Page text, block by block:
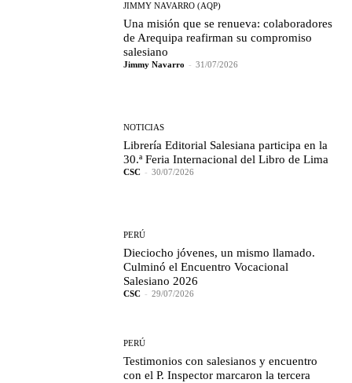
JIMMY NAVARRO (AQP)
Una misión que se renueva: colaboradores
de Arequipa reafirman su compromiso
salesiano
Jimmy Navarro - 31/07/2026
NOTICIAS
Librería Editorial Salesiana participa en la
30.ª Feria Internacional del Libro de Lima
CSC - 30/07/2026
PERÚ
Dieciocho jóvenes, un mismo llamado.
Culminó el Encuentro Vocacional
Salesiano 2026
CSC - 29/07/2026
PERÚ
Testimonios con salesianos y encuentro
con el P. Inspector marcaron la tercera